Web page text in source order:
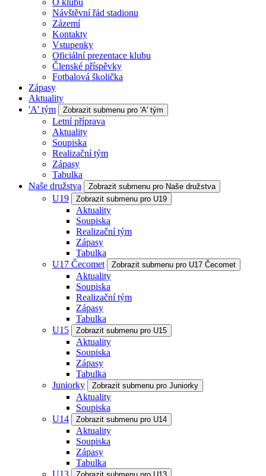
O klubu
Návštěvní řád stadionu
Zázemí
Kontakty
Vstupenky
Oficiální prezentace klubu
Členské příspěvky
Fotbalová školička
Zápasy
Aktuality
'A' tým
Zobrazit submenu pro 'A' tým
Letní příprava
Aktuality
Soupiska
Realizační tým
Zápasy
Tabulka
Naše družstva
Zobrazit submenu pro Naše družstva
U19 Zobrazit submenu pro U19
Aktuality
Soupiska
Realizační tým
Zápasy
Tabulka
U17 Čecomet
Zobrazit submenu pro U17 Čecomet
Aktuality
Soupiska
Realizační tým
Zápasy
Tabulka
U15
Zobrazit submenu pro U15
Aktuality
Soupiska
Zápasy
Tabulka
Juniorky
Zobrazit submenu pro Juniorky
Aktuality
Soupiska
U14
Zobrazit submenu pro U14
Aktuality
Soupiska
Zápasy
Tabulka
U13